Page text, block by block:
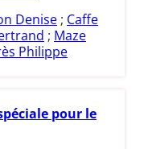
Denise ; Caffe
; Maze
Philippe
pour le